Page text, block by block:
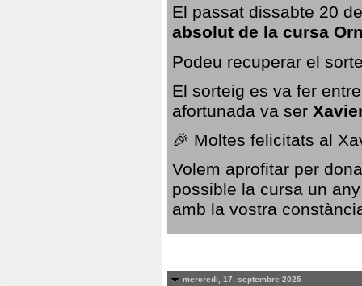
El passat dissabte 20
absolut de la cursa
Podeu recuperar el
El sorteig es va fer
afortunada va ser
🎉 Moltes felicitats al
Volem aprofitar per
possible la cursa un
amb la vostra
mercredi, 17. septembre 2025